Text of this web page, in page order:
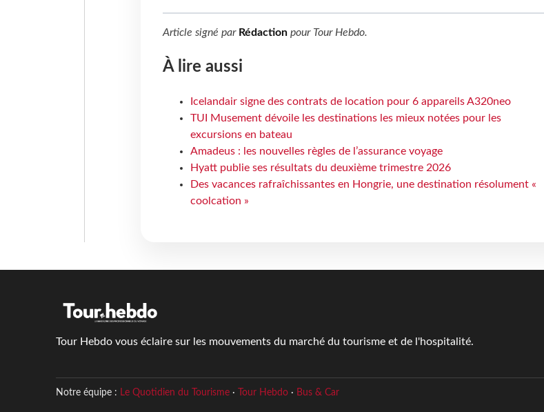
Article signé par Rédactionpour Tour Hebdo.
À lire aussi
Icelandair signe des contrats de location pour 6 appareils A320neo
TUI Musement dévoile les destinations les mieux notées pour les
excursions en bateau
Amadeus : les nouvelles règles de l’assurance voyage
Hyatt publie ses résultats du deuxième trimestre 2026
Des vacances rafraîchissantes en Hongrie, une destination résolument «
coolcation »
Tour Hebdo vous éclaire sur les mouvements du marché du tourisme et de l'hospitalité.
Notre équipe : Le Quotidien du Tourisme· Tour Hebdo· Bus & Car